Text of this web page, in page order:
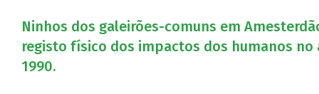
Ninhos dos galeirões-comuns em
registo físico dos impactos dos humanos
1990.